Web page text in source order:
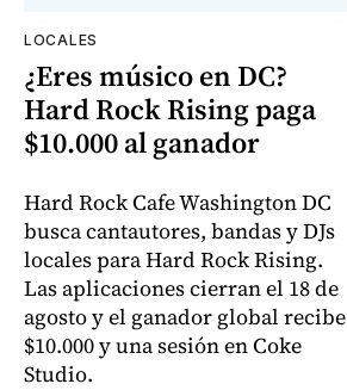
LOCALES
¿Eres músico en DC?
Hard Rock Rising paga
$10.000 al ganador
Hard Rock Cafe Washington DC
busca cantautores, bandas y DJs
locales para Hard Rock Rising.
Las aplicaciones cierran el 18 de
agosto y el ganador global recibe
$10.000 y una sesión en Coke
Studio.